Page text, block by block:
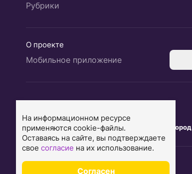
Рубрики
О проекте
Мобильное приложение
Тюмень
Нижний Новгород
На информационном ресурсе
применяются cookie-файлы.
Оставаясь на сайте, вы подтверждаете
свое согласие на их использование.
Согласен